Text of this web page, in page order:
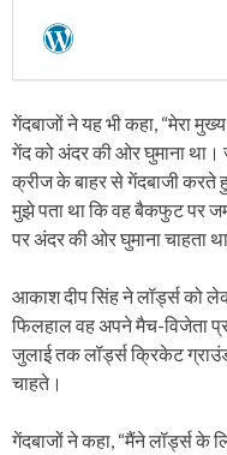
गेंदबाजों ने यह भी कहा, “मेरा
गेंद को अंदर की ओर घुमाना
क्रीज के बाहर से गेंदबाजी
मुझे पता था कि वह बैकफुट पर
पर अंदर की ओर घुमाना चाहता
आकाश दीप सिंह ने लॉर्ड्स को
फिलहाल वह अपने मैच-विजेता
जुलाई तक लॉर्ड्स क्रिकेट
चाहते।
गेंदबाजों ने कहा, “मैंने लॉर्ड्स के